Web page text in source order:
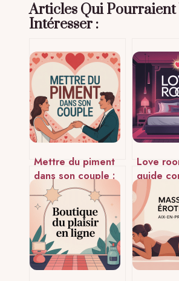
Articles Qui Pourraient
Intéresser :
Mettre du piment
dans son couple :
conseils concrets
pour raviver la
flamme
Love
guide
pour
sécurité